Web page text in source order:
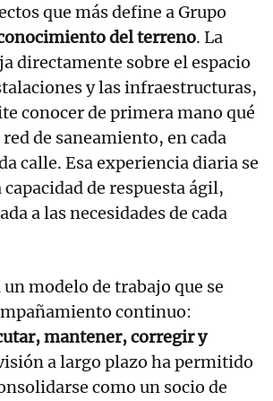
que más define a Grupo
del terreno. La
directamente sobre el espacio
y las infraestructuras,
conocer de primera mano qué
de saneamiento, en cada
calle. Esa experiencia diaria se
de respuesta ágil,
a las necesidades de cada
un modelo de trabajo que se
continuo:
mantener, corregir y
a largo plazo ha permitido
como un socio de